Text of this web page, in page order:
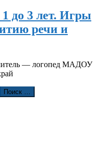
до 3 лет. Игры
речи и
— логопед МАДОУ
Поиск …